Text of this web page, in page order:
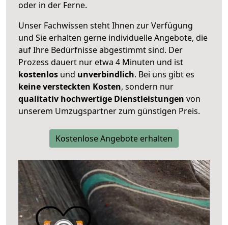
oder in der Ferne.
Unser Fachwissen steht Ihnen zur Verfügung
und Sie erhalten gerne individuelle Angebote, die
auf Ihre Bedürfnisse abgestimmt sind. Der
Prozess dauert nur etwa 4 Minuten und ist
kostenlos und unverbindlich. Bei uns gibt es
keine versteckten Kosten, sondern nur
qualitativ hochwertige Dienstleistungen von
unserem Umzugspartner zum günstigen Preis.
Kostenlose Angebote erhalten